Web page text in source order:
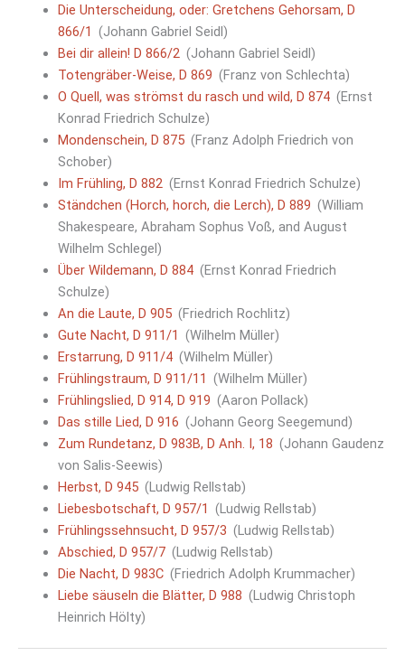
Die Unterscheidung, oder: Gretchens Gehorsam, D
866/1 (Johann Gabriel Seidl)
Bei dir allein! D 866/2(Johann Gabriel Seidl)
Totengräber-Weise, D 869 (Franz von Schlechta)
O Quell, was strömst du rasch und wild, D 874(Ernst
Konrad Friedrich Schulze)
Mondenschein, D 875(Franz Adolph Friedrich von
Schober)
Im Frühling, D 882(Ernst Konrad Friedrich Schulze)
Ständchen (Horch, horch, die Lerch), D 889 (William
Shakespeare, Abraham Sophus Voß, and August
Wilhelm Schlegel)
Über Wildemann, D 884(Ernst Konrad Friedrich
Schulze)
An die Laute, D 905(Friedrich Rochlitz)
Gute Nacht, D 911/1 (Wilhelm Müller)
Erstarrung, D 911/4(Wilhelm Müller)
Frühlingstraum, D 911/11 (Wilhelm Müller)
Frühlingslied, D 914, D 919 (Aaron Pollack)
Das stille Lied, D 916 (Johann Georg Seegemund)
Zum Rundetanz, D 983B, D Anh. I, 18 (Johann Gaudenz
von Salis-Seewis)
Herbst, D 945(Ludwig Rellstab)
Liebesbotschaft, D 957/1 (Ludwig Rellstab)
Frühlingssehnsucht, D 957/3 (Ludwig Rellstab)
Abschied, D 957/7(Ludwig Rellstab)
Die Nacht, D 983C(Friedrich Adolph Krummacher)
Liebe säuseln die Blätter, D 988 (Ludwig Christoph
Heinrich Hölty)